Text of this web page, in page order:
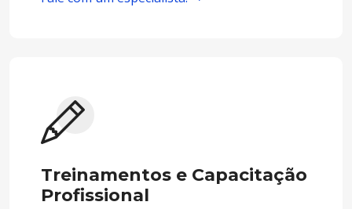
Treinamentos e Capacitação
Profissional